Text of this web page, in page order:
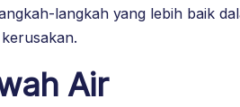
langkah yang lebih baik
Air